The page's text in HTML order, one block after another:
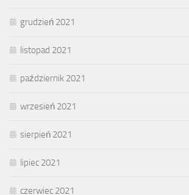
grudzień 2021
listopad 2021
październik 2021
wrzesień 2021
sierpień 2021
lipiec 2021
czerwiec 2021